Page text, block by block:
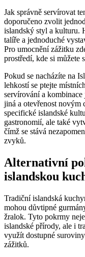
Jak správně servírovat
doporučeno zvolit
islandský styl a kulturu.
talíře a jednoduché
Pro umocnění zážitku
prostředí, kde si můžete
Pokud se nacházíte na
lehkostí se ptejte
servírování a kombinace
jiná a otevřenost
specifické islandské
gastronomií, ale také
čímž se stává
zvyků.
Alternativní
islandskou
Tradiční islandská
mohou důvtipné
žralok. Tyto pokrmy
islandské přírody, ale i
využít dostupné
zážitků.